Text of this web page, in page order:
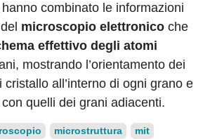
combinato le informazioni
microscopio elettronico che
effettivo degli atomi
mostrando l’orientamento dei
all’interno di ogni grano e
quelli dei grani adiacenti.
microstruttura mit